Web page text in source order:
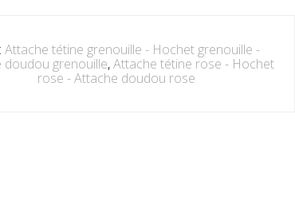
Attache tétine grenouille - Hochet grenouille -
doudou grenouille,Attache tétine rose - Hochet
rose - Attache doudou rose